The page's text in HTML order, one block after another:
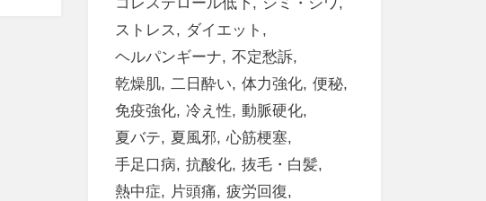
ストレス
ダイエット
ヘルパンギーナ
不定愁訴
乾燥肌 二日酔い 体力強化 便秘
免疫強化 冷え性
動脈硬化
夏バテ
夏風邪
心筋梗塞
手足口病
抗酸化 抜毛・白髪
熱中症
片頭痛
疲労回復